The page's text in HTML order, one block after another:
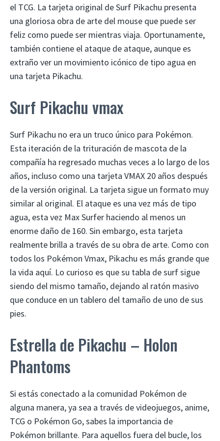
el TCG. La tarjeta original de Surf Pikachu presenta
una gloriosa obra de arte del mouse que puede ser
feliz como puede ser mientras viaja. Oportunamente,
también contiene el ataque de ataque, aunque es
extraño ver un movimiento icónico de tipo agua en
una tarjeta Pikachu.
Surf Pikachu vmax
Surf Pikachu no era un truco único para Pokémon.
Esta iteración de la trituración de mascota de la
compañía ha regresado muchas veces a lo largo de los
años, incluso como una tarjeta VMAX 20 años después
de la versión original. La tarjeta sigue un formato muy
similar al original. El ataque es una vez más de tipo
agua, esta vez Max Surfer haciendo al menos un
enorme daño de 160. Sin embargo, esta tarjeta
realmente brilla a través de su obra de arte. Como con
todos los Pokémon Vmax, Pikachu es más grande que
la vida aquí. Lo curioso es que su tabla de surf sigue
siendo del mismo tamaño, dejando al ratón masivo
que conduce en un tablero del tamaño de uno de sus
pies.
Estrella de Pikachu – Holon
Phantoms
Si estás conectado a la comunidad Pokémon de
alguna manera, ya sea a través de videojuegos, anime,
TCG o Pokémon Go, sabes la importancia de
Pokémon brillante. Para aquellos fuera del bucle, los